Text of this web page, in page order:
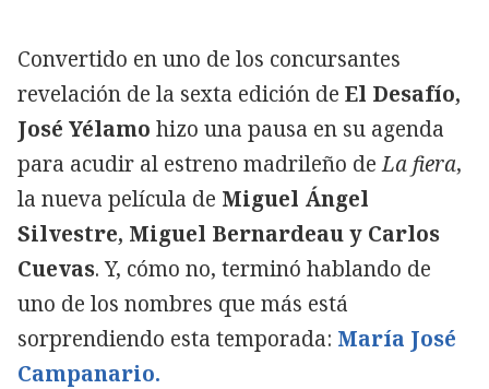
Convertido en uno de los concursantes
revelación de la sexta edición de El Desafío,
José Yélamo hizo una pausa en su agenda
para acudir al estreno madrileño deLa fiera,
la nueva película de Miguel Ángel
Silvestre, Miguel Bernardeau y Carlos
Cuevas. Y, cómo no, terminó hablando de
uno de los nombres que más está
sorprendiendo esta temporada: María José
Campanario.